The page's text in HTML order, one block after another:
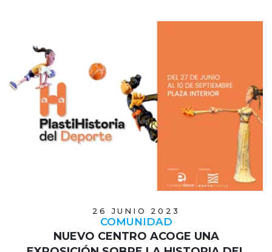
26 JUNIO 2023
COMUNIDAD
NUEVO CENTRO ACOGE UNA